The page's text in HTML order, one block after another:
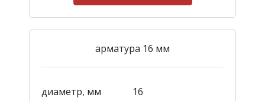
арматура 16 мм
диаметр, мм 16